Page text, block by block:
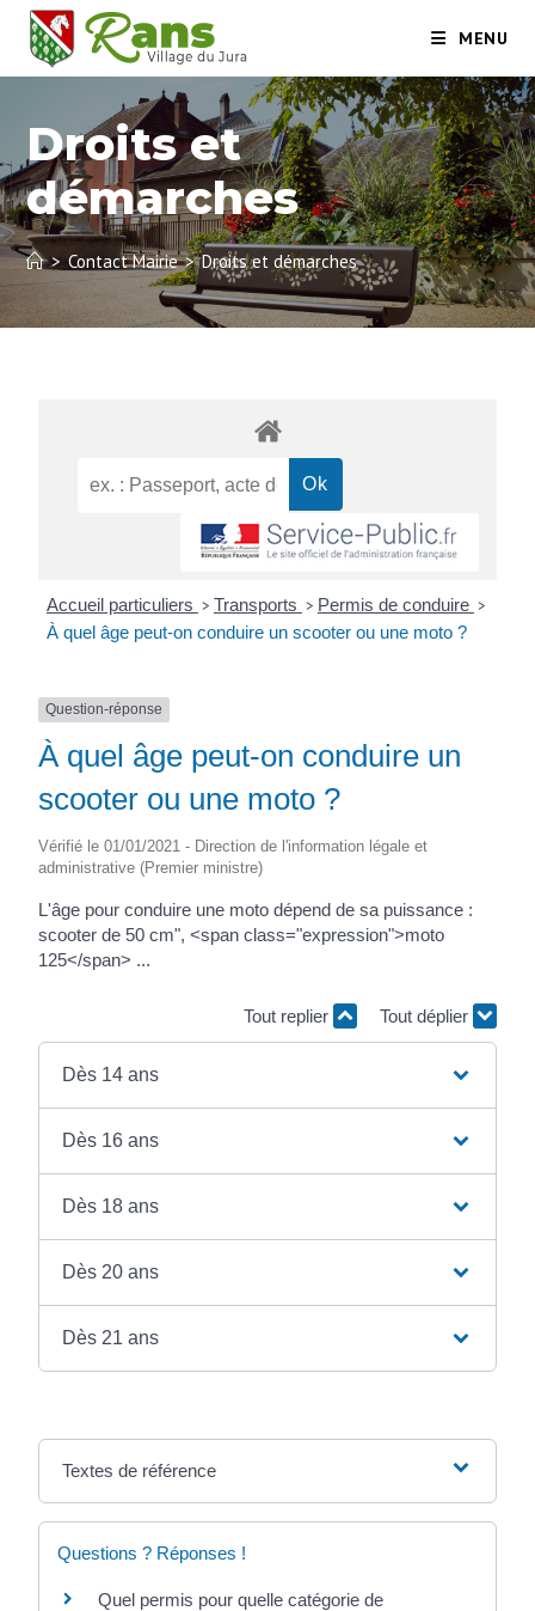
MENU
Droits et
démarches
> Contact Mairie > Droits et démarches
Accueil particuliers > Transports > Permis de conduire >
À quel âge peut-on conduire un scooter ou une moto ?
Question-réponse
À quel âge peut-on conduire un
scooter ou une moto ?
Vérifié le 01/01/2021 - Direction de l'information légale et
administrative (Premier ministre)
L'âge pour conduire une moto dépend de sa puissance :
scooter de 50 cm", <span class="expression">moto
125</span> ...
Tout replier Tout déplier
Dès 14 ans
Dès 16 ans
Dès 18 ans
Dès 20 ans
Dès 21 ans
Textes de référence
Questions ? Réponses !
Quel permis pour quelle catégorie de